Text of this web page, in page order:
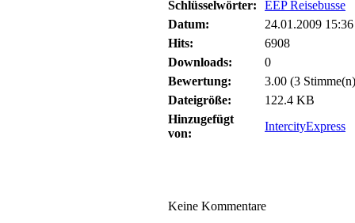
Schlüsselwörter:
EEP Reisebusse
Datum:
24.01.2009 15:36
Hits:
6908
Downloads:
0
Bewertung:
3.00 (3
Dateigröße:
122.4 KB
Hinzugefügt
von:
IntercityExpress
Keine Kommentare